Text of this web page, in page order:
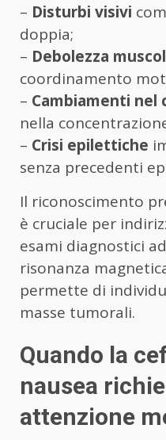
– Disturbi visivi
doppia;
– Debolezza
coordinamento
– Cambiamenti
nella
– Crisi epilettiche
senza precedenti
Il riconoscimento
è cruciale per
esami diagnostici
risonanza
permette di
masse tumorali.
Quando la
nausea
attenzione